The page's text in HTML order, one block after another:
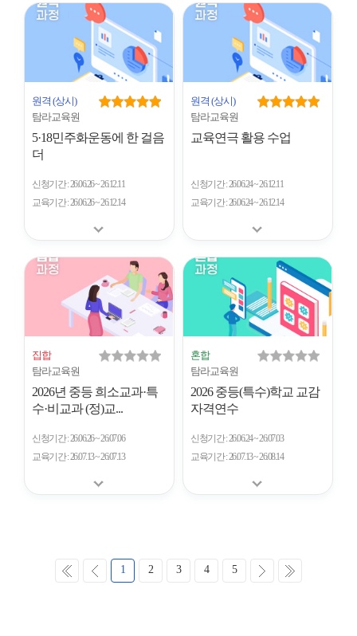
원격 (상시)
탐라교육원
5·18민주화운동에 한 걸음
더
신청기간 26.06.26 ~ 26.12.11
교육기간 26.06.26 ~ 26.12.14
원격 (상시)
탐라교육원
교육연극 활용 수업
신청기간 26.06.24 ~ 26.12.11
교육기간 26.06.24 ~ 26.12.14
집합
탐라교육원
2026년 중등 희소교과·특
수·비교과 (정)교...
신청기간 26.06.26 ~ 26.07.06
교육기간 26.07.13 ~ 26.07.13
혼합
탐라교육원
2026 중등(특수)학교 교감
자격연수
신청기간 26.06.24 ~ 26.07.03
교육기간 26.07.13 ~ 26.08.14
처
이
1 2 3 4 5
다
마